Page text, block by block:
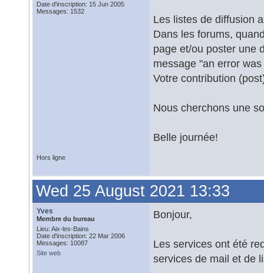
Date d'inscription: 15 Jun 2005
Messages: 1532
Les listes de diffusion
Dans les forums,
page et/ou poster une
message "an error
Votre contribution
Nous cherchons une
Belle journée!
Hors ligne
Wed 25 August 2021 13:33
Yves
Membre du bureau
Lieu: Aix-les-Bains
Date d'inscription: 22 Mar 2006
Messages: 10087
Site web
Bonjour,
Les services ont été
services de mail et de